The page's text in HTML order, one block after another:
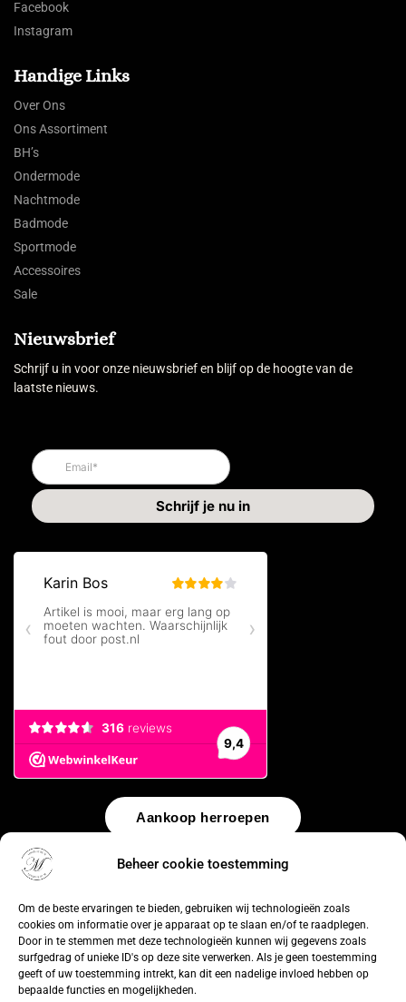
Beheer cookie toestemming
Om de beste ervaringen te bieden, gebruiken wij technologieën zoals
cookies om informatie over je apparaat op te slaan en/of te raadplegen.
Door in te stemmen met deze technologieën kunnen wij gegevens zoals
surfgedrag of unieke ID's op deze site verwerken. Als je geen toestemming
geeft of uw toestemming intrekt, kan dit een nadelige invloed hebben op
bepaalde functies en mogelijkheden.
Facebook
Instagram
Handige Links
Over Ons
Ons Assortiment
BH’s
Ondermode
Nachtmode
Badmode
Sportmode
Accessoires
Sale
Nieuwsbrief
Schrijf u in voor onze nieuwsbrief en blijf op de hoogte van de
laatste nieuws.
Aankoop herroepen
© 2026 by WebUnlimited–Algemene voorwaarden